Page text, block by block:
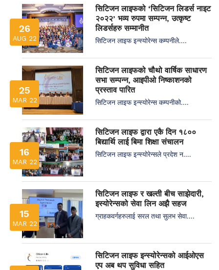
26
AUG 22
सिटिजन लाइफको ‘सिटिजन लिडर्स नाइट
२०२२’ भव्य रुपमा सम्पन्न, उत्कृष्ट
लिडर्सहरु सम्मानीत
सिटिजन लाइफ इन्स्योरेन्स कम्पनीले....
25
MAR 22
सिटिजन लाइफको चौथो वार्षिक साधारण
सभा सम्पन्न, आइपीओ निष्काशनको
प्रस्ताव पारित
सिटिजन लाइफ इन्स्योरेन्स कम्पनीको....
16
MAR 22
सिटिजन लाइफ द्वारा एकै दिन १८००
बिद्यार्थि लाई बिमा शिक्षा संचालन
सिटिजन लाइफ इन्स्योरेन्सले प्रदेश न....
15
MAR 22
सिटिजन लाइफ र खल्ती बीच साझेदारी,
इस्योरेन्सको सेवा लिन अझै सहज
ग्राहकवर्गहरुलाई सरल तथा सुलभ सेवा....
सिटिजन लाइफ इन्स्योरेन्सको आईओएस
एप अब थप सुविधा सहित